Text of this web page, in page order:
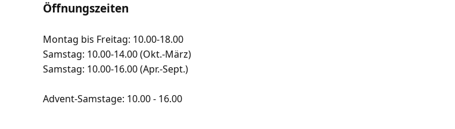
Öffnungszeiten
Montag bis Freitag: 10.00-18.00
Samstag: 10.00-14.00 (Okt.-März)
Samstag: 10.00-16.00 (Apr.-Sept.)
Advent-Samstage: 10.00 - 16.00